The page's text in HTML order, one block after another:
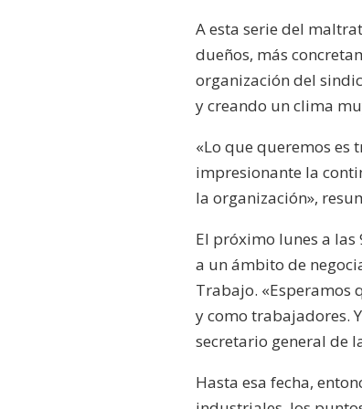
A esta serie del
dueños, más
organización del
y creando un clima
«Lo que queremos es
impresionante la
la organización»,
El próximo lunes a
a un ámbito de
Trabajo. «Esperamos
y como trabajadores.
secretario general de
Hasta esa fecha,